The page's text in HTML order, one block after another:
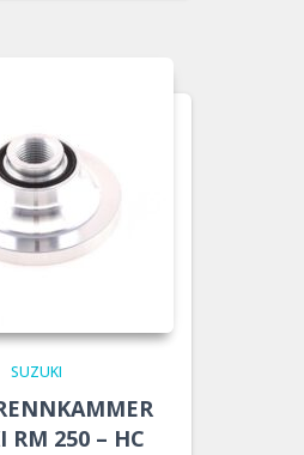
SUZUKI
RM 250 – HC